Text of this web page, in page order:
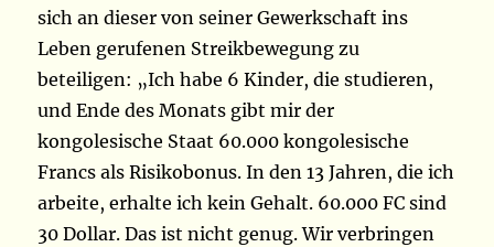
sich an dieser von seiner Gewerkschaft ins
Leben gerufenen Streikbewegung zu
beteiligen: „Ich habe 6 Kinder, die studieren,
und Ende des Monats gibt mir der
kongolesische Staat 60.000 kongolesische
Francs als Risikobonus. In den 13 Jahren, die ich
arbeite, erhalte ich kein Gehalt. 60.000 FC sind
30 Dollar. Das ist nicht genug. Wir verbringen